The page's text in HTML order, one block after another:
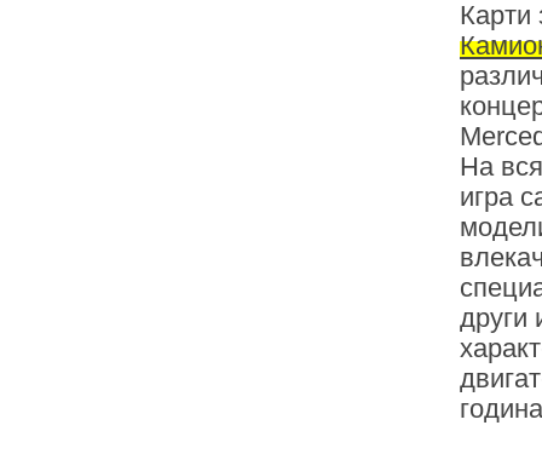
Карти
На
игра
други